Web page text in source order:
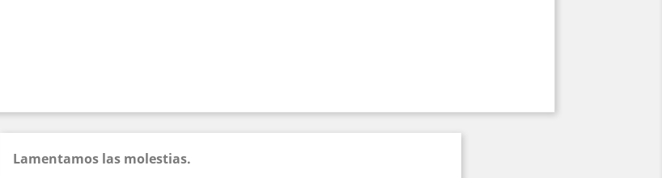
Lamentamos las molestias.